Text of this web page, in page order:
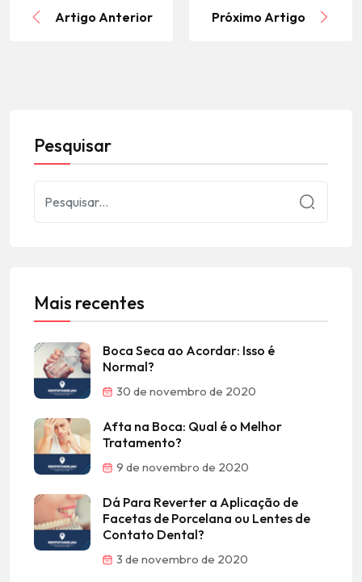
Artigo Anterior Próximo Artigo
Pesquisar
Mais recentes
Boca Seca ao Acordar: Isso é
Normal?
30 de novembro de 2020
Afta na Boca: Qual é o Melhor
Tratamento?
9 de novembro de 2020
Dá Para Reverter a Aplicação de
Facetas de Porcelana ou Lentes de
Contato Dental?
3 de novembro de 2020